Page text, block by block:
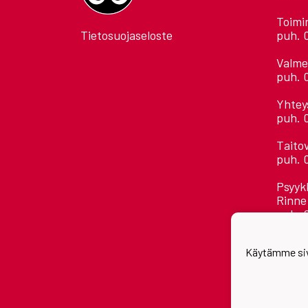
Tietosuojaseloste
puh.
puh.
puh.
puh.
Rinne
puh.
Käytämme